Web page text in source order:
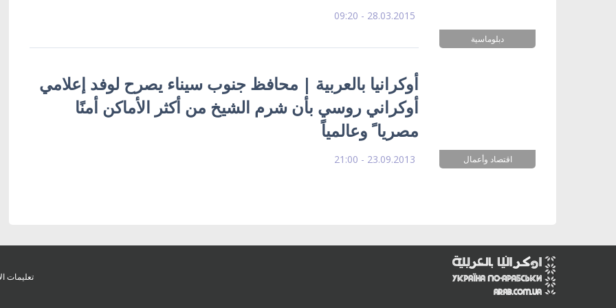
دبلوماسية
28.03.2015 - 09:20
اقتصاد وأعمال
أوكرانيا بالعربية | محافظ جنوب سيناء يصرح لوفد إعلامي
أوكراني روسي بأن شرم الشيخ من أكثر الأماكن أمنًا
مصريا ً وعالمياً
23.09.2013 - 21:00
تعليمات